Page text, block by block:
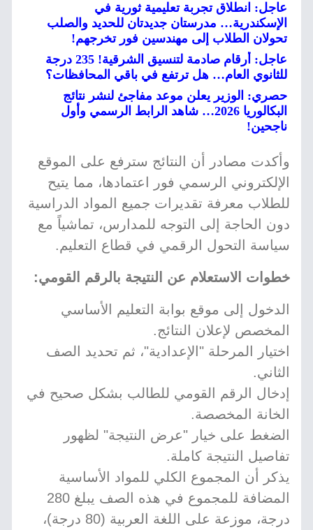
عاجل: انطلاق تجربة تعليمية ثورية في
الإسكندرية… مدرستان جديدتان للحديد والصلب
تحولان الطلاب إلى مهندسين فور تخرجهم!
عاجل: أرقام صادمة لتنسيق الشرقية! 235 درجة
للثانوي العام… هل ترتفع في باقي المحافظات؟
حصري: الوزير يعلن موعد مفاجئ لنشر نتائج
البكالوريا 2026… شاهد الرابط الرسمي وأول
ناجحين!
وأكدت مصادر أن النتائج سترفع على الموقع
الإلكتروني الرسمي فور اعتمادها، مما يتيح
للطلاب معرفة تقديرات جميع المواد الدراسية
دون الحاجة إلى التوجه للمدارس، تماشياً مع
سياسة التحول الرقمي في قطاع التعليم.
خطوات الاستعلام عن النتيجة بالرقم القومي:
الدخول إلى موقع بوابة التعليم الأساسي
المخصص لإعلان النتائج.
اختيار المرحلة "الإعدادية"، ثم تحديد الصف
الثاني.
إدخال الرقم القومي للطالب بشكل صحيح في
الخانة المخصصة.
الضغط على خيار "عرض النتيجة" لظهور
تفاصيل النتيجة كاملة.
يذكر أن المجموع الكلي للمواد الأساسية
المضافة للمجموع في هذه الصف يبلغ 280
درجة، موزعة على اللغة العربية (80 درجة)،